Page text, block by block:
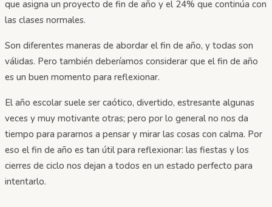
que asigna un proyecto de fin de año y el 24% que continúa con
las clases normales.
Son diferentes maneras de abordar el fin de año, y todas son
válidas. Pero también deberíamos considerar que el fin de año
es un buen momento para reflexionar.
El año escolar suele ser caótico, divertido, estresante algunas
veces y muy motivante otras; pero por lo general no nos da
tiempo para pararnos a pensar y mirar las cosas con calma. Por
eso el fin de año es tan útil para reflexionar: las fiestas y los
cierres de ciclo nos dejan a todos en un estado perfecto para
intentarlo.